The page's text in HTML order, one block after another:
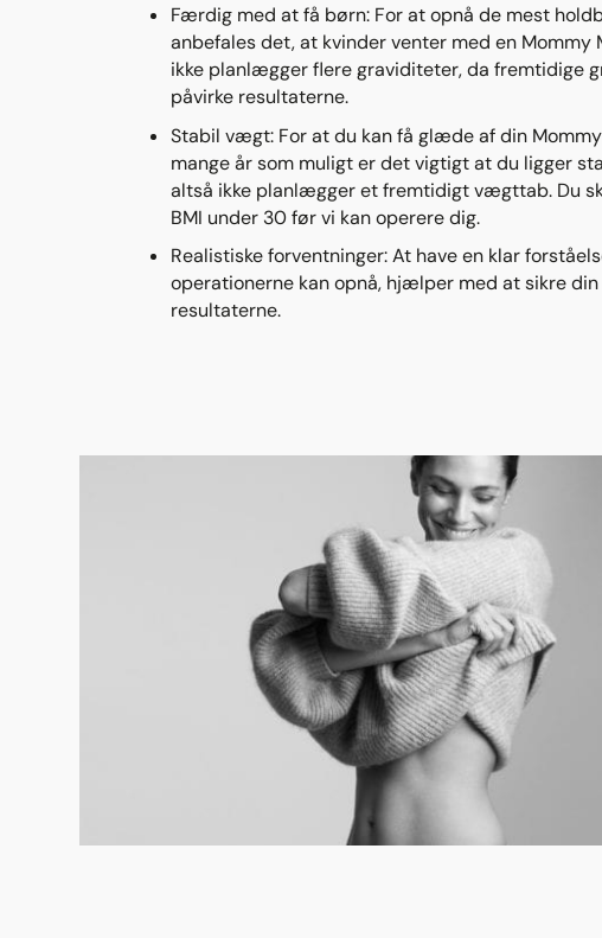
Færdig med at få børn: For at opnå de mest
anbefales det, at kvinder venter med en Mommy
ikke planlægger flere graviditeter, da fremtidige
påvirke resultaterne.
Stabil vægt: For at du kan få glæde af din Mommy
mange år som muligt er det vigtigt at du ligger
altså ikke planlægger et fremtidigt vægttab. Du
BMI under 30 før vi kan operere dig.​
Realistiske forventninger: At have en klar
operationerne kan opnå, hjælper med at sikre
resultaterne.